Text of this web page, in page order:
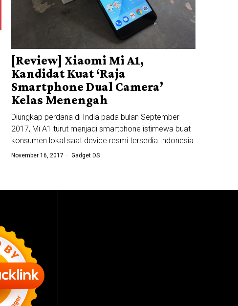
[Review] Xiaomi Mi A1,
Kandidat Kuat ‘Raja
Smartphone Dual Camera’
Kelas Menengah
Diungkap perdana di India pada bulan September
2017, Mi A1 turut menjadi smartphone istimewa buat
konsumen lokal saat device resmi tersedia Indonesia
November 16, 2017 Gadget DS